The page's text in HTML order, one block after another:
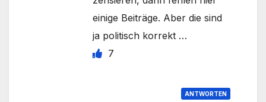
einige Beiträge. Aber die sind
ja politisch korrekt …
7
ANTWORTEN